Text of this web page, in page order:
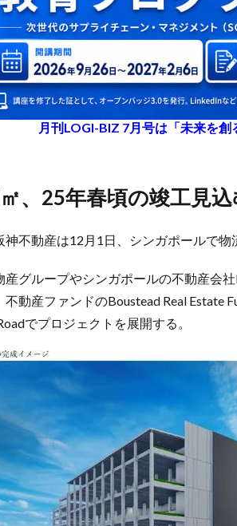
月刊LOGI-BIZ 7月号は「未来を
㎡、25年春頃の竣工見
神不動産は12月1日、シンガポールで物
産グループやシンガポールの不動産会
不動産ファンドのBoustead Real Estate
でプロジェクトを展開する。